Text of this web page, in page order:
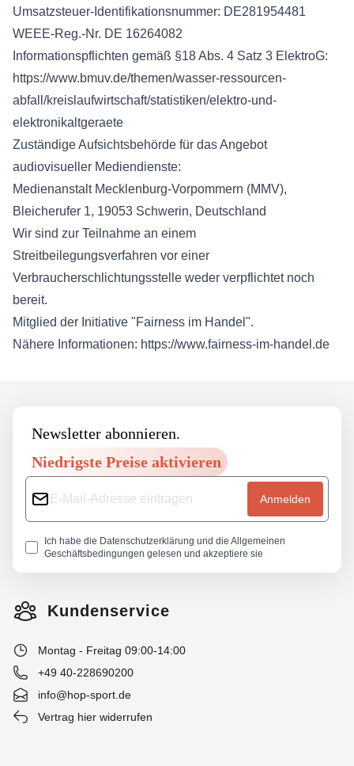
Umsatzsteuer-Identifikationsnummer: DE281954481
WEEE-Reg.-Nr. DE 16264082
Informationspflichten gemäß §18 Abs. 4 Satz 3 ElektroG:
https://www.bmuv.de/themen/wasser-ressourcen-
abfall/kreislaufwirtschaft/statistiken/elektro-und-
elektronikaltgeraete
Zuständige Aufsichtsbehörde für das Angebot
audiovisueller Mediendienste:
Medienanstalt Mecklenburg-Vorpommern (MMV),
Bleicherufer 1, 19053 Schwerin, Deutschland
Wir sind zur Teilnahme an einem
Streitbeilegungsverfahren vor einer
Verbraucherschlichtungsstelle weder verpflichtet noch
bereit.
Mitglied der Initiative "Fairness im Handel".
Nähere Informationen: https://www.fairness-im-handel.de
Newsletter abonnieren.
Niedrigste Preise aktivieren
Anmelden
Ich habe die Datenschutzerklärung und die Allgemeinen
Geschäftsbedingungen gelesen und akzeptiere sie
Kundenservice
Montag - Freitag 09:00-14:00
+49 40-228690200
info@hop-sport.de
Vertrag hier widerrufen